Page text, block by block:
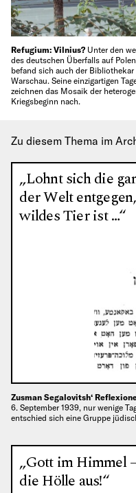
Refugium: Vilnius? Unter den
des deutschen Überfalls auf
befand sich auch der
Warschau. Seine einzigartigen
zeichnen das Mosaik der
Kriegsbeginn nach.
Zu diesem Thema im
„Lohnt sich die
der Welt
wildes Tier ist …“
Zusman Segalovitsh‘
6. September 1939, nur wenige
entschied sich eine Gruppe
„Gott im Himmel
die Hölle aus!“